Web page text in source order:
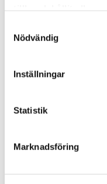
Nödvändig
Inställningar
Statistik
Marknadsföring